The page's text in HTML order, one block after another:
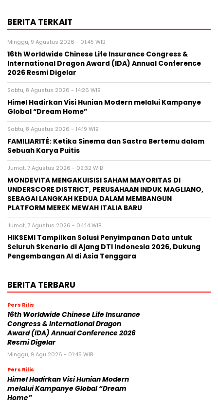
BERITA TERKAIT
Minggu, 9 Agustus 2026 - 01:45 WIB
16th Worldwide Chinese Life Insurance Congress &
International Dragon Award (IDA) Annual Conference
2026 Resmi Digelar
Sabtu, 8 Agustus 2026 - 14:26 WIB
Himel Hadirkan Visi Hunian Modern melalui Kampanye
Global “Dream Home”
Sabtu, 8 Agustus 2026 - 14:19 WIB
FAMILIARITÉ: Ketika Sinema dan Sastra Bertemu dalam
Sebuah Karya Puitis
Jumat, 7 Agustus 2026 - 09:32 WIB
MONDEVITA MENGAKUISISI SAHAM MAYORITAS DI
UNDERSCORE DISTRICT, PERUSAHAAN INDUK MAGLIANO,
SEBAGAI LANGKAH KEDUA DALAM MEMBANGUN
PLATFORM MEREK MEWAH ITALIA BARU
Jumat, 7 Agustus 2026 - 04:14 WIB
HIKSEMI Tampilkan Solusi Penyimpanan Data untuk
Seluruh Skenario di Ajang DTI Indonesia 2026, Dukung
Pengembangan AI di Asia Tenggara
BERITA TERBARU
Pers Rilis
16th Worldwide Chinese Life Insurance
Congress & International Dragon
Award (IDA) Annual Conference 2026
Resmi Digelar
Minggu, 9 Agu 2026 - 01:45 WIB
Pers Rilis
Himel Hadirkan Visi Hunian Modern
melalui Kampanye Global “Dream
Home”